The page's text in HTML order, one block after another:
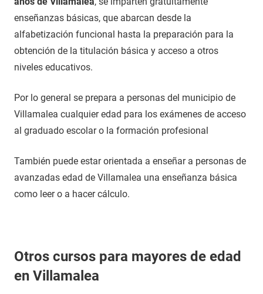
enseñanzas básicas, que abarcan desde la
alfabetización funcional hasta la preparación para la
obtención de la titulación básica y acceso a otros
niveles educativos.
Por lo general se prepara a personas del municipio de
Villamalea cualquier edad para los exámenes de acceso
al graduado escolar o la formación profesional
También puede estar orientada a enseñar a personas de
avanzadas edad de Villamalea una enseñanza básica
como leer o a hacer cálculo.
Otros cursos para mayores de edad
en Villamalea